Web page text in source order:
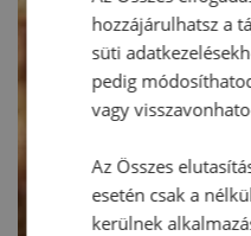
hozzájárulhatsz a
süti
pedig
vagy
Az Összes
esetén csak a
kerülnek